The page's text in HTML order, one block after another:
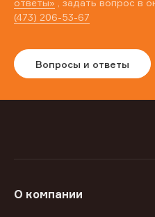
ответы» , задать вопрос в
(473) 206-53-67
Вопросы и ответы
О компании